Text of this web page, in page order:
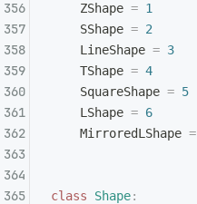
    ZShape
= 1
    SShape
= 2
    LineShape
= 3
    TShape
= 4
    SquareShape
= 5
    LShape
= 6
    MirroredLShape
=
class Shape: